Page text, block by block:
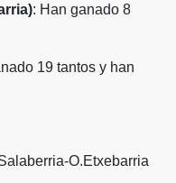
: Han ganado 8
19 tantos y han
O.Etxebarria